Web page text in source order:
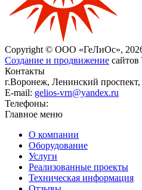
Copyright © ООО «ГеЛиОс»,
Создание и продвижение сайтов
Контакты
г.Воронеж, Ленинский проспект,
E-mail: gelios-vrn@yandex.ru
Телефоны:
Главное меню
О компании
Оборудование
Услуги
Реализованные проекты
Техническая информация